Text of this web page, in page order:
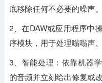
底移除任何不必要的噪声。
2、在DAW或应用程序中
序模块，用于处理嗡嗡声
3、智能处理：依靠机器
的音频并立刻给出修复或改